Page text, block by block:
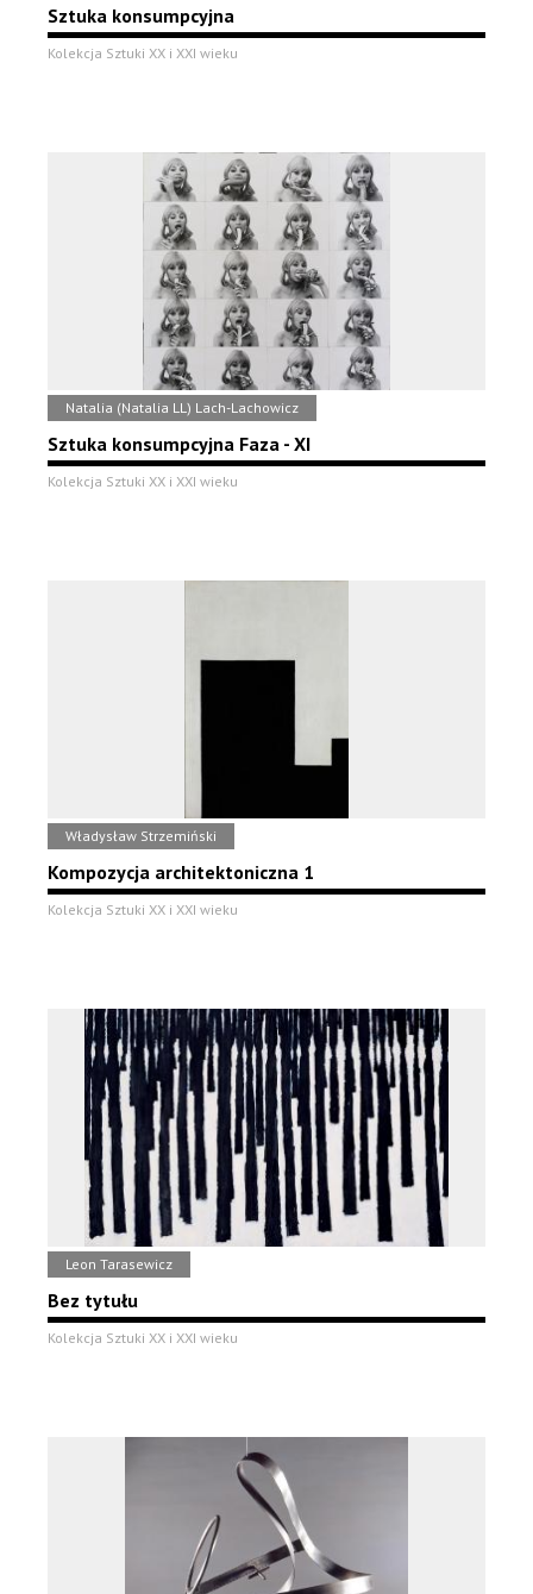
Sztuka konsumpcyjna
Kolekcja Sztuki XX i XXI wieku
Natalia (Natalia LL) Lach-Lachowicz
Sztuka konsumpcyjna Faza - XI
Kolekcja Sztuki XX i XXI wieku
Władysław Strzemiński
Kompozycja architektoniczna 1
Kolekcja Sztuki XX i XXI wieku
Leon Tarasewicz
Bez tytułu
Kolekcja Sztuki XX i XXI wieku